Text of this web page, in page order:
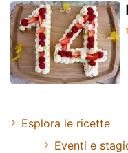
Esplora le ricette
Eventi e